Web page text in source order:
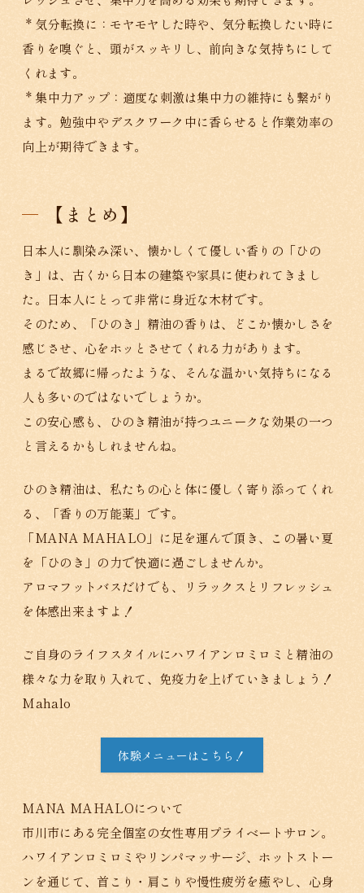
* 気分転換に：モヤモヤした時や、気分転換したい時に
香りを嗅ぐと、頭がスッキリし、前向きな気持ちにして
くれます。
* 集中力アップ：適度な刺激は集中力の維持にも繋がり
ます。勉強中やデスクワーク中に香らせると作業効率の
向上が期待できます。
【まとめ】
日本人に馴染み深い、懐かしくて優しい香りの「ひの
き」は、古くから日本の建築や家具に使われてきまし
た。日本人にとって非常に身近な木材です。
そのため、「ひのき」精油の香りは、どこか懐かしさを
感じさせ、心をホッとさせてくれる力があります。
まるで故郷に帰ったような、そんな温かい気持ちになる
人も多いのではないでしょうか。
この安心感も、ひのき精油が持つユニークな効果の一つ
と言えるかもしれませんね。
ひのき精油は、私たちの心と体に優しく寄り添ってくれ
る、「香りの万能薬」です。
「MANA MAHALO」に足を運んで頂き、この暑い夏
を「ひのき」の力で快適に過ごしませんか。
アロマフットバスだけでも、リラックスとリフレッシュ
を体感出来ますよ！
ご自身のライフスタイルにハワイアンロミロミと精油の
様々な力を取り入れて、免疫力を上げていきましょう！
Mahalo
体験メニューはこちら！
MANA MAHALOについて
市川市にある完全個室の女性専用プライベートサロン。
ハワイアンロミロミやリンパマッサージ、ホットストー
ンを通じて、首こり・肩こりや慢性疲労を癒やし、心身